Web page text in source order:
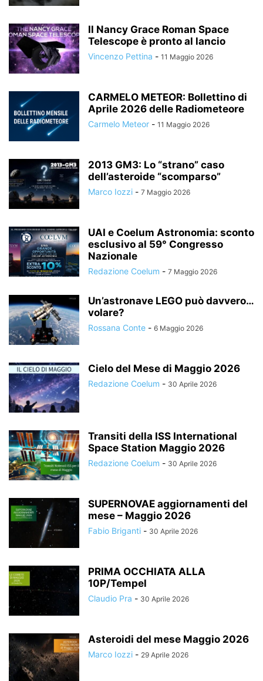
Il Nancy Grace Roman Space
Telescope è pronto al lancio
Vincenzo Pettina - 11 Maggio 2026
CARMELO METEOR: Bollettino di
Aprile 2026 delle Radiometeore
Carmelo Meteor - 11 Maggio 2026
2013 GM3: Lo “strano” caso
dell’asteroide “scomparso”
Marco Iozzi - 7 Maggio 2026
UAI e Coelum Astronomia: sconto
esclusivo al 59° Congresso
Nazionale
Redazione Coelum - 7 Maggio 2026
Un’astronave LEGO può davvero…
volare?
Rossana Conte - 6 Maggio 2026
Cielo del Mese di Maggio 2026
Redazione Coelum - 30 Aprile 2026
Transiti della ISS International
Space Station Maggio 2026
Redazione Coelum - 30 Aprile 2026
SUPERNOVAE aggiornamenti del
mese – Maggio 2026
Fabio Briganti - 30 Aprile 2026
PRIMA OCCHIATA ALLA
10P/Tempel
Claudio Pra - 30 Aprile 2026
Asteroidi del mese Maggio 2026
Marco Iozzi - 29 Aprile 2026